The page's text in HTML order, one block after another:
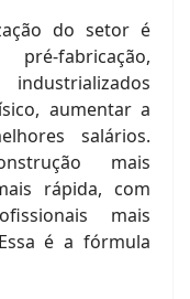
do setor é
fabricação,
aumentar a
salários.
mais
rápida, com
mais
é a fórmula